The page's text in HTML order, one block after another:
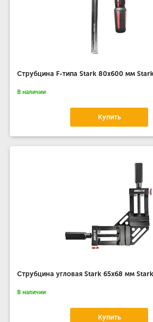
Струбцина F-типа Stark 80x600 мм
В наличии
Купить
Струбцина угловая Stark 65x68 мм Stark
В наличии
Купить